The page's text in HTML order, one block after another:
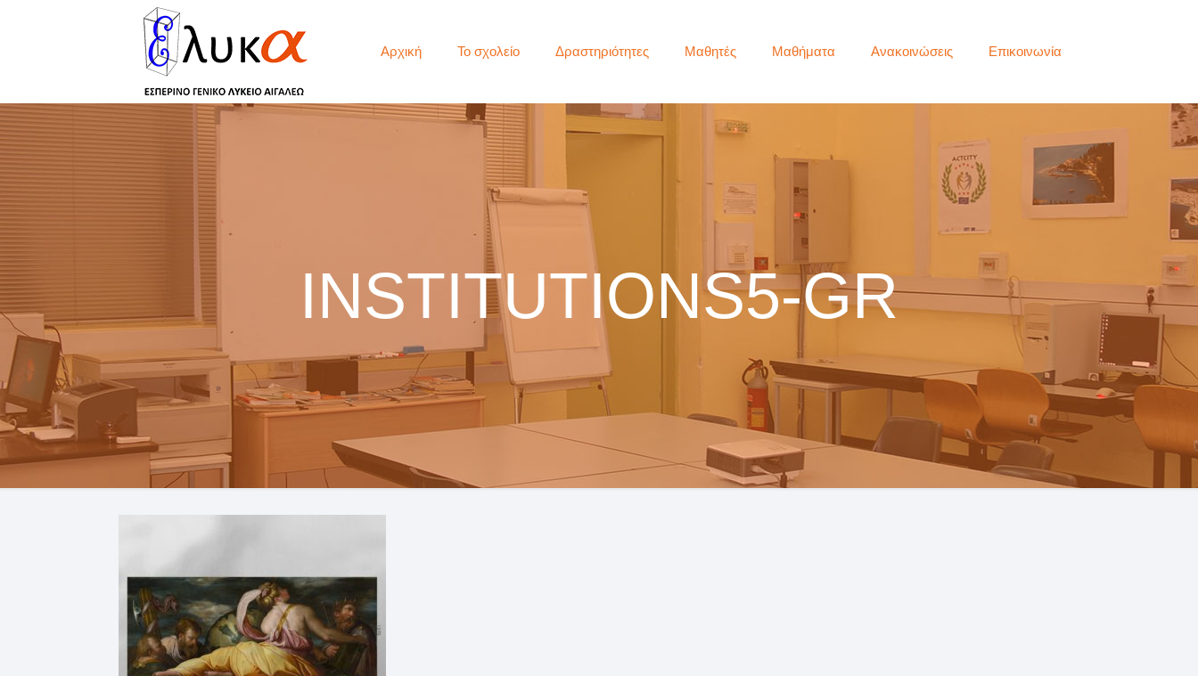
Αρχική Το σχολείο Δραστηριότητες Μαθητές Μαθήματα Ανακοινώσεις Επικοινωνία
INSTITUTIONS5-GR